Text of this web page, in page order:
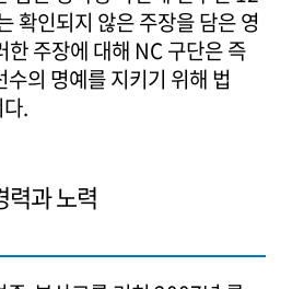
확인되지 않은 주장을 담은 영
한 주장에 대해 NC 구단은 즉
의 명예를 지키기 위해 법
.
력과 노력